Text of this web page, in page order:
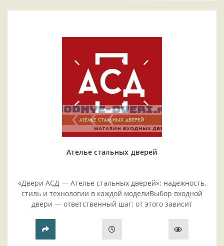
Ателье стальных дверей
«Двери АСД — Ателье стальных дверей»: надёжность,
стиль и технологии в каждой моделиВыбор входной
двери — ответственный шаг: от этого зависит
прихожей..